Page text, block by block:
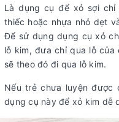
Là dụng cụ để xỏ sợi
thiếc hoặc nhựa nhỏ dẹt
Để sử dụng dụng cụ xỏ
lỗ kim, đưa chỉ qua lỗ
sẽ theo đó đi qua lỗ kim.
Nếu trẻ chưa luyện được
dụng cụ này để xỏ kim dễ